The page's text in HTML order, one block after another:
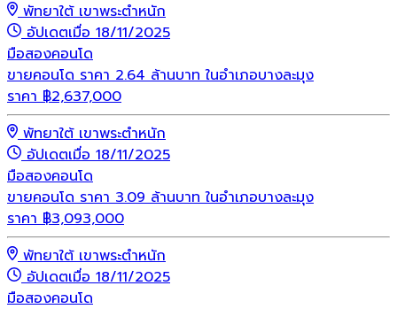
พัทยาใต้ เขาพระตำหนัก
อัปเดตเมื่อ 18/11/2025
มือสองคอนโด
ขายคอนโด ราคา 2.64 ล้านบาท ในอำเภอบางละมุง
ราคา ฿2,637,000
พัทยาใต้ เขาพระตำหนัก
อัปเดตเมื่อ 18/11/2025
มือสองคอนโด
ขายคอนโด ราคา 3.09 ล้านบาท ในอำเภอบางละมุง
ราคา ฿3,093,000
พัทยาใต้ เขาพระตำหนัก
อัปเดตเมื่อ 18/11/2025
มือสองคอนโด